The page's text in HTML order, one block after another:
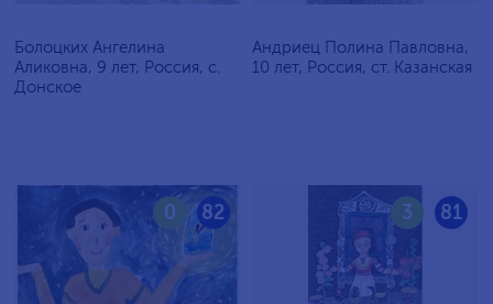
Болоцких Ангелина
Аликовна, 9 лет, Россия, с.
Донское
Андриец Полина Павловна,
10 лет, Россия, ст. Казанская
82
0 81
3